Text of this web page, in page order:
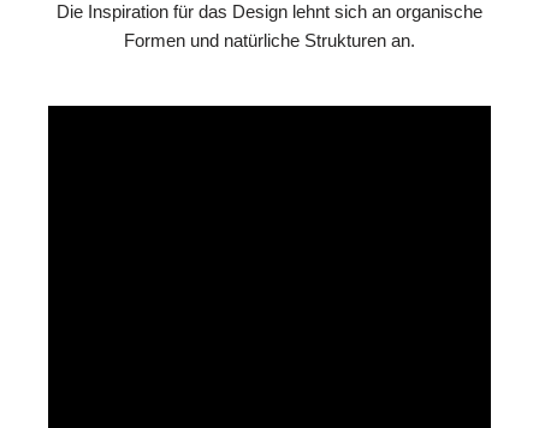
Die Inspiration für das Design lehnt sich an organische
Formen und natürliche Strukturen an.